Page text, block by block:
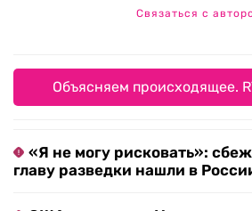
Связаться с
Объясняем происходящее.
«Я не могу рисковать»:
главу разведки нашли в